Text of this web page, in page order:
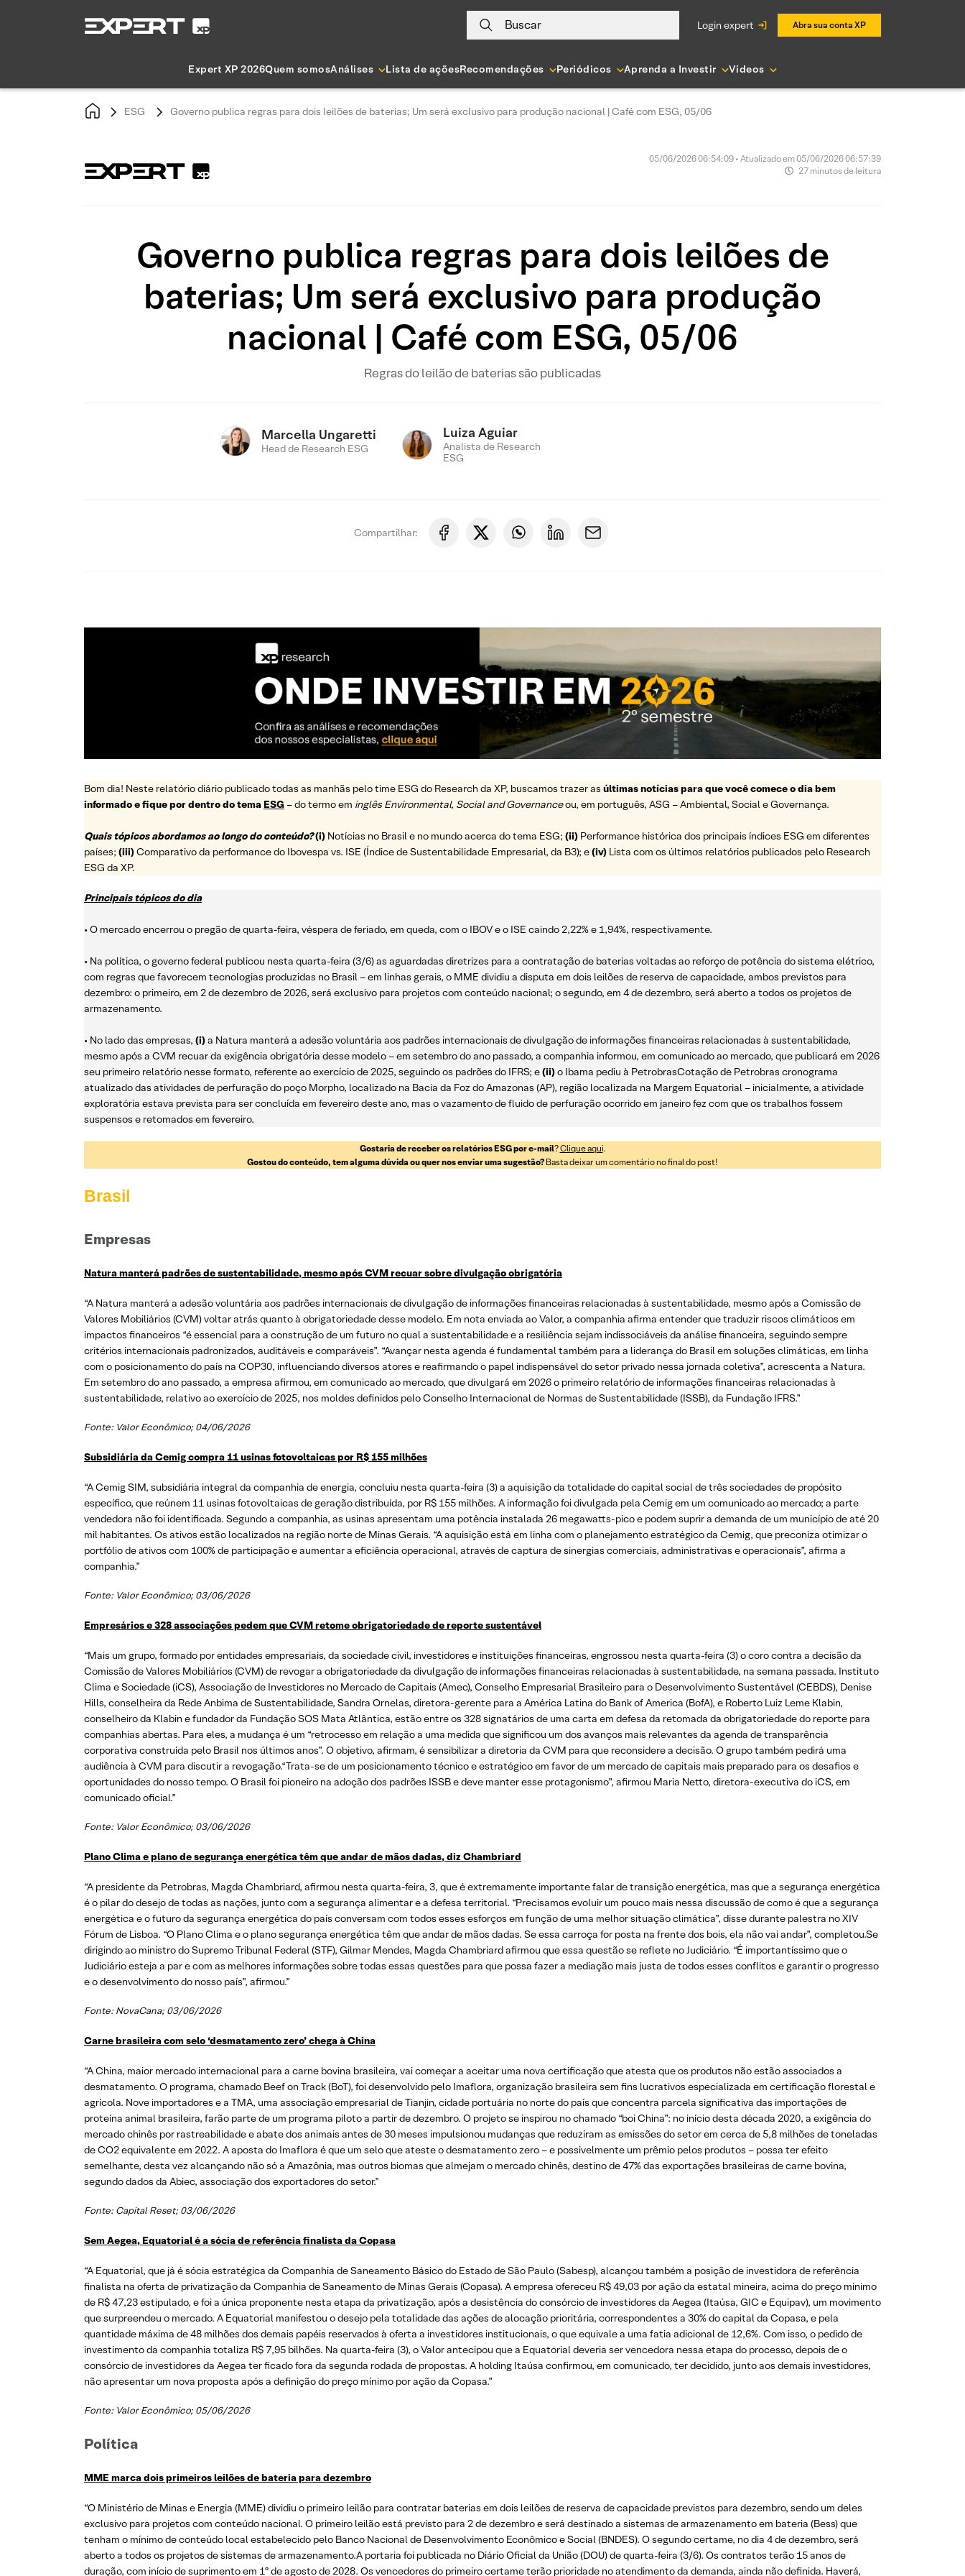
Buscar login expert Abra sua conta XP
Expert XP 2026Quem somosAnálises Lista de açõesRecomendações Periódicos Aprenda a Investir Vídeos
ESG Governo publica regras para dois leilões de baterias; Um será exclusivo para produção nacional | Café com ESG, 05/06
05/06/2026 06:54:09 • Atualizado em 05/06/2026 06:57:39
27 minutos de leitura
Governo publica regras para dois leilões de
baterias; Um será exclusivo para produção
nacional | Café com ESG, 05/06
Regras do leilão de baterias são publicadas
Marcella Ungaretti
Head de Research ESG
Luiza Aguiar
Analista de Research
ESG
Compartilhar:
Bom dia! Neste relatório diário publicado todas as manhãs pelo time ESG do Research da XP, buscamos trazer as últimas notícias para que você comece o dia bem
informado e fique por dentro do tema ESG – do termo em inglês Environmental, Social and Governanceou, em português, ASG – Ambiental, Social e Governança.
Quais tópicos abordamos ao longo do conteúdo?(i) Notícias no Brasil e no mundo acerca do tema ESG; (ii) Performance histórica dos principais índices ESG em diferentes
países; (iii)Comparativo da performance do Ibovespa vs. ISE (Índice de Sustentabilidade Empresarial, da B3); e(iv) Lista com os últimos relatórios publicados pelo Research
ESG da XP.
Principais tópicos do dia
• O mercado encerrou o pregão de quarta-feira, véspera de feriado, em queda, com o IBOV e o ISE caindo 2,22% e 1,94%, respectivamente.
• Na política, o governo federal publicou nesta quarta-feira (3/6) as aguardadas diretrizes para a contratação de baterias voltadas ao reforço de potência do sistema elétrico,
com regras que favorecem tecnologias produzidas no Brasil – em linhas gerais, o MME dividiu a disputa em dois leilões de reserva de capacidade, ambos previstos para
dezembro: o primeiro, em 2 de dezembro de 2026, será exclusivo para projetos com conteúdo nacional; o segundo, em 4 de dezembro, será aberto a todos os projetos de
armazenamento.
• No lado das empresas, (i)a Natura manterá a adesão voluntária aos padrões internacionais de divulgação de informações financeiras relacionadas à sustentabilidade,
mesmo após a CVM recuar da exigência obrigatória desse modelo – em setembro do ano passado, a companhia informou, em comunicado ao mercado, que publicará em 2026
seu primeiro relatório nesse formato, referente ao exercício de 2025, seguindo os padrões do IFRS; e(ii)o Ibama pediu à PetrobrasCotação de Petrobras cronograma
atualizado das atividades de perfuração do poço Morpho, localizado na Bacia da Foz do Amazonas (AP), região localizada na Margem Equatorial – inicialmente, a atividade
exploratória estava prevista para ser concluída em fevereiro deste ano, mas o vazamento de fluido de perfuração ocorrido em janeiro fez com que os trabalhos fossem
suspensos e retomados em fevereiro.
Gostaria de receber os relatórios ESG por e-mail?Clique aqui.
Gostou do conteúdo, tem alguma dúvida ou quer nos enviar uma sugestão? Basta deixar um comentário no final do post!
Brasil
Empresas
Natura manterá padrões de sustentabilidade, mesmo após CVM recuar sobre divulgação obrigatória
“A Natura manterá a adesão voluntária aos padrões internacionais de divulgação de informações financeiras relacionadas à sustentabilidade, mesmo após a Comissão de
Valores Mobiliários (CVM) voltar atrás quanto à obrigatoriedade desse modelo. Em nota enviada ao Valor, a companhia afirma entender que traduzir riscos climáticos em
impactos financeiros “é essencial para a construção de um futuro no qual a sustentabilidade e a resiliência sejam indissociáveis da análise financeira, seguindo sempre
critérios internacionais padronizados, auditáveis e comparáveis”. “Avançar nesta agenda é fundamental também para a liderança do Brasil em soluções climáticas, em linha
com o posicionamento do país na COP30, influenciando diversos atores e reafirmando o papel indispensável do setor privado nessa jornada coletiva”, acrescenta a Natura.
Em setembro do ano passado, a empresa afirmou, em comunicado ao mercado, que divulgará em 2026 o primeiro relatório de informações financeiras relacionadas à
sustentabilidade, relativo ao exercício de 2025, nos moldes definidos pelo Conselho Internacional de Normas de Sustentabilidade (ISSB), da Fundação IFRS.”
Fonte: Valor Econômico; 04/06/2026
Subsidiária da Cemig compra 11 usinas fotovoltaicas por R$ 155 milhões
“A Cemig SIM, subsidiária integral da companhia de energia, concluiu nesta quarta-feira (3) a aquisição da totalidade do capital social de três sociedades de propósito
específico, que reúnem 11 usinas fotovoltaicas de geração distribuída, por R$ 155 milhões. A informação foi divulgada pela Cemig em um comunicado ao mercado; a parte
vendedora não foi identificada. Segundo a companhia, as usinas apresentam uma potência instalada 26 megawatts-pico e podem suprir a demanda de um município de até 20
mil habitantes. Os ativos estão localizados na região norte de Minas Gerais. “A aquisição está em linha com o planejamento estratégico da Cemig, que preconiza otimizar o
portfólio de ativos com 100% de participação e aumentar a eficiência operacional, através de captura de sinergias comerciais, administrativas e operacionais”, afirma a
companhia.”
Fonte: Valor Econômico; 03/06/2026
Empresários e 328 associações pedem que CVM retome obrigatoriedade de reporte sustentável
“Mais um grupo, formado por entidades empresariais, da sociedade civil, investidores e instituições financeiras, engrossou nesta quarta-feira (3) o coro contra a decisão da
Comissão de Valores Mobiliários (CVM) de revogar a obrigatoriedade da divulgação de informações financeiras relacionadas à sustentabilidade, na semana passada. Instituto
Clima e Sociedade (iCS), Associação de Investidores no Mercado de Capitais (Amec), Conselho Empresarial Brasileiro para o Desenvolvimento Sustentável (CEBDS), Denise
Hills, conselheira da Rede Anbima de Sustentabilidade, Sandra Ornelas, diretora-gerente para a América Latina do Bank of America (BofA), e Roberto Luiz Leme Klabin,
conselheiro da Klabin e fundador da Fundação SOS Mata Atlântica, estão entre os 328 signatários de uma carta em defesa da retomada da obrigatoriedade do reporte para
companhias abertas. Para eles, a mudança é um “retrocesso em relação a uma medida que significou um dos avanços mais relevantes da agenda de transparência
corporativa construída pelo Brasil nos últimos anos”. O objetivo, afirmam, é sensibilizar a diretoria da CVM para que reconsidere a decisão. O grupo também pedirá uma
audiência à CVM para discutir a revogação.“Trata-se de um posicionamento técnico e estratégico em favor de um mercado de capitais mais preparado para os desafios e
oportunidades do nosso tempo. O Brasil foi pioneiro na adoção dos padrões ISSB e deve manter esse protagonismo”, afirmou Maria Netto, diretora-executiva do iCS, em
comunicado oficial.”
Fonte: Valor Econômico; 03/06/2026
Plano Clima e plano de segurança energética têm que andar de mãos dadas, diz Chambriard
“A presidente da Petrobras, Magda Chambriard, afirmou nesta quarta-feira, 3, que é extremamente importante falar de transição energética, mas que a segurança energética
é o pilar do desejo de todas as nações, junto com a segurança alimentar e a defesa territorial. “Precisamos evoluir um pouco mais nessa discussão de como é que a segurança
energética e o futuro da segurança energética do país conversam com todos esses esforços em função de uma melhor situação climática”, disse durante palestra no XIV
Fórum de Lisboa. “O Plano Clima e o plano segurança energética têm que andar de mãos dadas. Se essa carroça for posta na frente dos bois, ela não vai andar”, completou.Se
dirigindo ao ministro do Supremo Tribunal Federal (STF), Gilmar Mendes, Magda Chambriard afirmou que essa questão se reflete no Judiciário. “É importantíssimo que o
Judiciário esteja a par e com as melhores informações sobre todas essas questões para que possa fazer a mediação mais justa de todos esses conflitos e garantir o progresso
e o desenvolvimento do nosso país”, afirmou.”
Fonte: NovaCana; 03/06/2026
Carne brasileira com selo ‘desmatamento zero’ chega à China
“A China, maior mercado internacional para a carne bovina brasileira, vai começar a aceitar uma nova certificação que atesta que os produtos não estão associados a
desmatamento. O programa, chamado Beef on Track (BoT), foi desenvolvido pelo Imaflora, organização brasileira sem fins lucrativos especializada em certificação florestal e
agrícola. Nove importadores e a TMA, uma associação empresarial de Tianjin, cidade portuária no norte do país que concentra parcela significativa das importações de
proteína animal brasileira, farão parte de um programa piloto a partir de dezembro. O projeto se inspirou no chamado “boi China”: no início desta década 2020, a exigência do
mercado chinês por rastreabilidade e abate dos animais antes de 30 meses impulsionou mudanças que reduziram as emissões do setor em cerca de 5,8 milhões de toneladas
de CO2 equivalente em 2022. A aposta do Imaflora é que um selo que ateste o desmatamento zero – e possivelmente um prêmio pelos produtos – possa ter efeito
semelhante, desta vez alcançando não só a Amazônia, mas outros biomas que almejam o mercado chinês, destino de 47% das exportações brasileiras de carne bovina,
segundo dados da Abiec, associação dos exportadores do setor.”
Fonte: Capital Reset; 03/06/2026
Sem Aegea, Equatorial é a sócia de referência finalista da Copasa
“A Equatorial, que já é sócia estratégica da Companhia de Saneamento Básico do Estado de São Paulo (Sabesp), alcançou também a posição de investidora de referência
finalista na oferta de privatização da Companhia de Saneamento de Minas Gerais (Copasa). A empresa ofereceu R$ 49,03 por ação da estatal mineira, acima do preço mínimo
de R$ 47,23 estipulado, e foi a única proponente nesta etapa da privatização, após a desistência do consórcio de investidores da Aegea (Itaúsa, GIC e Equipav), um movimento
que surpreendeu o mercado. A Equatorial manifestou o desejo pela totalidade das ações de alocação prioritária, correspondentes a 30% do capital da Copasa, e pela
quantidade máxima de 48 milhões dos demais papéis reservados à oferta a investidores institucionais, o que equivale a uma fatia adicional de 12,6%. Com isso, o pedido de
investimento da companhia totaliza R$ 7,95 bilhões. Na quarta-feira (3), o Valor antecipou que a Equatorial deveria ser vencedora nessa etapa do processo, depois de o
consórcio de investidores da Aegea ter ficado fora da segunda rodada de propostas. A holding Itaúsa confirmou, em comunicado, ter decidido, junto aos demais investidores,
não apresentar um nova proposta após a definição do preço mínimo por ação da Copasa.”
Fonte: Valor Econômico; 05/06/2026
Política
MME marca dois primeiros leilões de bateria para dezembro
“O Ministério de Minas e Energia (MME) dividiu o primeiro leilão para contratar baterias em dois leilões de reserva de capacidade previstos para dezembro, sendo um deles
exclusivo para projetos com conteúdo nacional. O primeiro leilão está previsto para 2 de dezembro e será destinado a sistemas de armazenamento em bateria (Bess) que
tenham o mínimo de conteúdo local estabelecido pelo Banco Nacional de Desenvolvimento Econômico e Social (BNDES). O segundo certame, no dia 4 de dezembro, será
aberto a todos os projetos de sistemas de armazenamento.A portaria foi publicada no Diário Oficial da União (DOU) de quarta-feira (3/6). Os contratos terão 15 anos de
duração, com início de suprimento em 1º de agosto de 2028. Os vencedores do primeiro certame terão prioridade no atendimento da demanda, ainda não definida. Haverá,